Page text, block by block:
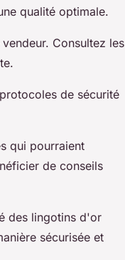
qualité optimale.
Consultez les
de sécurité
qui pourraient
de conseils
des lingotins d'or
sécurisée et